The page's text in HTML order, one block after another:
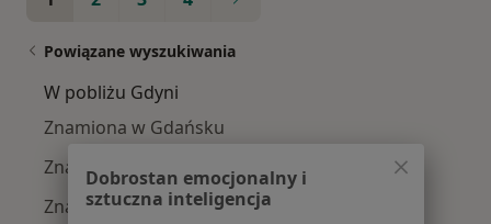
Powiązane wyszukiwania
W pobliżu Gdyni
Znamiona w Gdańsku
Znamiona w Wejherowie
Znamiona w Pruszczu Gdańskim
Dobrostan emocjonalny i
sztuczna inteligencja